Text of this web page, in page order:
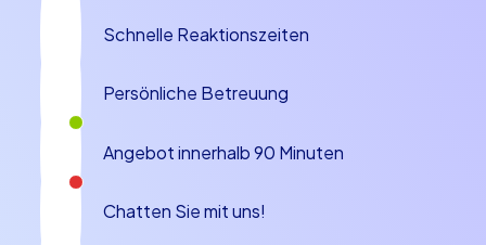
Touren lernen Ihre Mitarbeiter nicht nur spannende
Zusammenarbeit auf Augenhöhe Spaß machen und
Erfolge bringen kann.
Ob Sie nun die Straßen vonFlorenzerkunden, die
versteckten Winkel von
die Altstadt von Porto navigieren – mit
Schnelle Reaktionszeiten
Persönliche Betreuung
Angebot innerhalb 90 Minuten
Chatten Sie mit uns!